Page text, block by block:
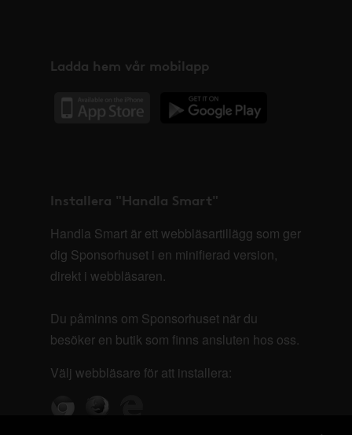
Ladda hem vår mobilapp
Installera "Handla Smart"
Handla Smart är ett webbläsartillägg som ger
dig Sponsorhuset i en minifierad version,
direkt i webbläsaren.
Du påminns om Sponsorhuset när du
besöker en butik som finns ansluten hos oss.
Välj webbläsare för att installera: